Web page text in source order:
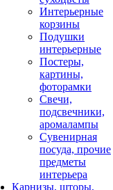
Интерьерные
корзины
Подушки
интерьерные
Постеры,
картины,
фоторамки
Свечи,
подсвечники,
аромалампы
Сувенирная
посуда, прочие
предметы
интерьера
Карнизы, шторы,